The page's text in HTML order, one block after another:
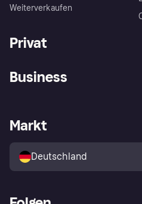
Weiterverkaufen
Privat
Klarna App
Shops entdecken
Käuferschutzrichtlinie
Business
Händlerportal
Markt
Deutschland